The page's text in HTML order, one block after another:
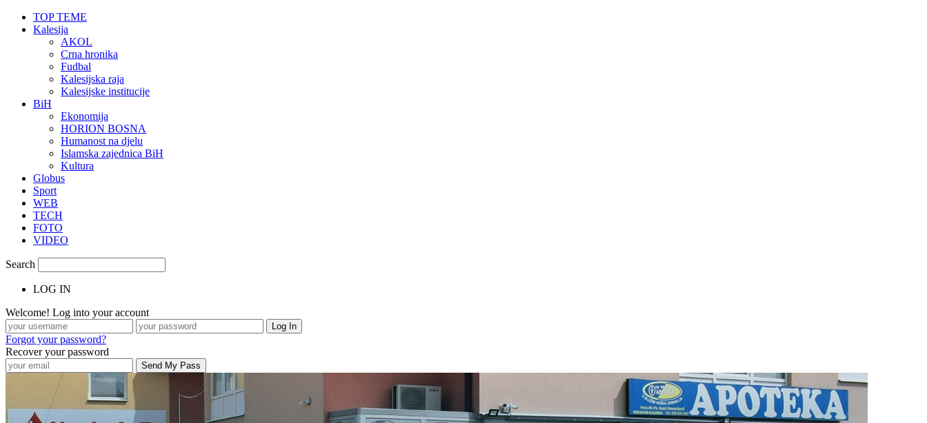
TOP TEME
Kalesija
AKOL
Crna hronika
Fudbal
Kalesijska raja
Kalesijske institucije
BiH
Ekonomija
HORION BOSNA
Humanost na djelu
Islamska zajednica BiH
Kultura
Globus
Sport
WEB
TECH
FOTO
VIDEO
Search
LOG IN
Welcome! Log into your account
Forgot your password?
Recover your password